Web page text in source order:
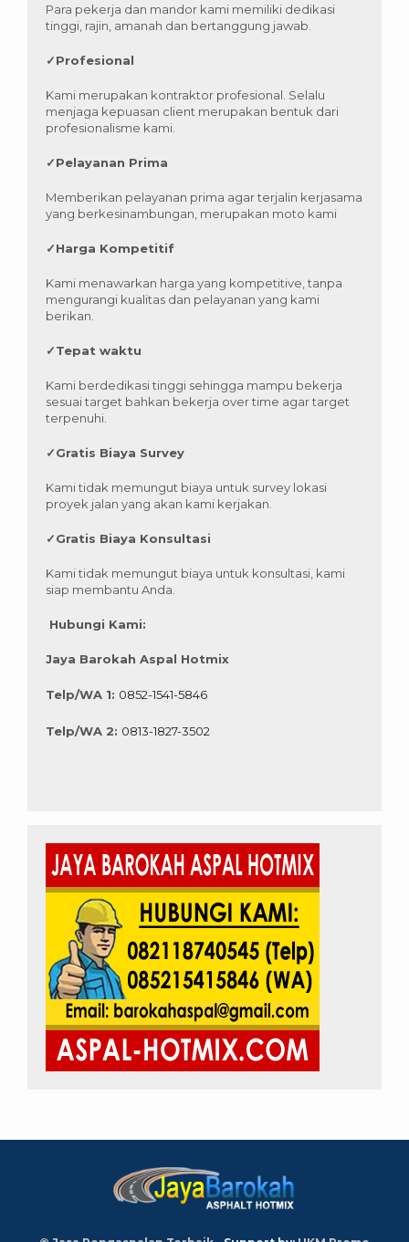
Para pekerja dan mandor kami memiliki dedikasi
tinggi, rajin, amanah dan bertanggung jawab.
✓Profesional
Kami merupakan kontraktor profesional. Selalu
menjaga kepuasan client merupakan bentuk dari
profesionalisme kami.
✓Pelayanan Prima
Memberikan pelayanan prima agar terjalin kerjasama
yang berkesinambungan, merupakan moto kami
✓Harga Kompetitif
Kami menawarkan harga yang kompetitive, tanpa
mengurangi kualitas dan pelayanan yang kami
berikan.
✓Tepat waktu
Kami berdedikasi tinggi sehingga mampu bekerja
sesuai target bahkan bekerja over time agar target
terpenuhi.
✓Gratis Biaya Survey
Kami tidak memungut biaya untuk survey lokasi
proyek jalan yang akan kami kerjakan.
✓Gratis Biaya Konsultasi
Kami tidak memungut biaya untuk konsultasi, kami
siap membantu Anda.
Hubungi Kami:
Jaya Barokah Aspal Hotmix
Telp/WA 1: 0852-1541-5846
Telp/WA 2: 0813-1827-3502